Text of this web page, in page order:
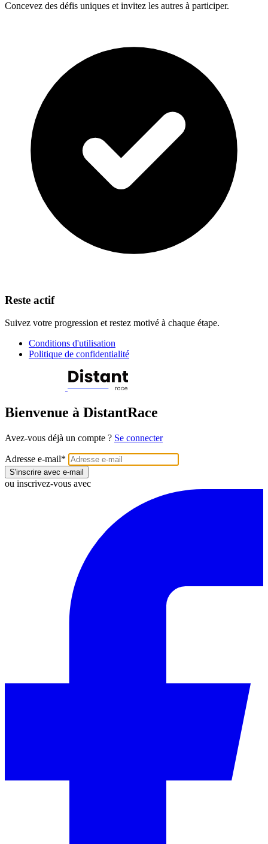
Concevez des défis uniques et invitez les autres à participer.
Reste actif
Suivez votre progression et restez motivé à chaque étape.
Conditions d'utilisation
Politique de confidentialité
Bienvenue à DistantRace
Avez-vous déjà un compte ? Se connecter
Adresse e-mail*
S'inscrire avec e-mail
ou inscrivez-vous avec